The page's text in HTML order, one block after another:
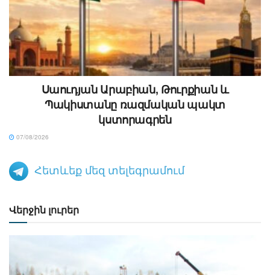
Սաուդյան Արաբիան, Թուրքիան և
Պակիստանը ռազմական պակտ
կստորագրեն
07/08/2026
Հետևեք մեզ տելեգրամում
Վերջին լուրեր